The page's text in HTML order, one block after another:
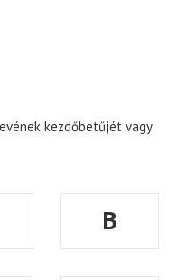
kezdőbetűjét vagy
B